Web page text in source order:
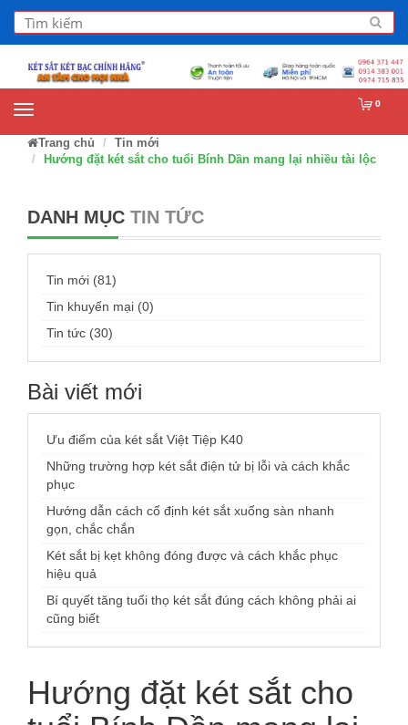
0
Trang chủ
Tin mới
Hướng đặt két sắt cho tuổi Bính Dần mang lại nhiều tài lộc
DANH MỤC TIN TỨC
Tin mới (81)
Tin khuyến mại (0)
Tin tức (30)
Bài viết mới
Ưu điểm của két sắt Việt Tiệp K40
Những trường hợp két sắt điện tử bị lỗi và cách khắc
phục
Hướng dẫn cách cố định két sắt xuống sàn nhanh
gọn, chắc chắn
Két sắt bị kẹt không đóng được và cách khắc phục
hiệu quả
Bí quyết tăng tuổi thọ két sắt đúng cách không phải ai
cũng biết
Hướng đặt két sắt cho